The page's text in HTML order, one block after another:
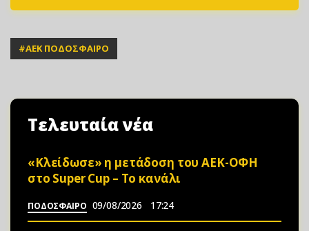
#ΑΕΚ ΠΟΔΟΣΦΑΙΡΟ
Τελευταία νέα
«Κλείδωσε» η μετάδοση του ΑΕΚ-ΟΦΗ
στο Super Cup – Το κανάλι
ΠΟΔΟΣΦΑΙΡΟ 09/08/2026 17:24